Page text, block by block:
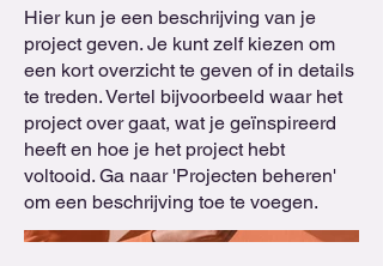
Hier kun je een beschrijving van je
project geven. Je kunt zelf kiezen om
een kort overzicht te geven of in details
te treden. Vertel bijvoorbeeld waar het
project over gaat, wat je geïnspireerd
heeft en hoe je het project hebt
voltooid. Ga naar 'Projecten beheren'
om een beschrijving toe te voegen.